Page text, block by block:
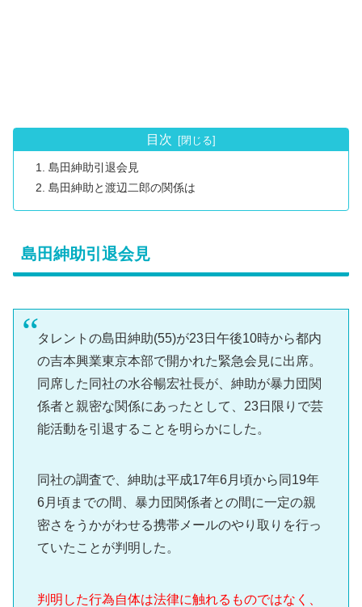
目次
島田紳助引退会見
島田紳助と渡辺二郎の関係は
島田紳助引退会見
タレントの島田紳助(55)が23日午後10時から都内
の吉本興業東京本部で開かれた緊急会見に出席。
同席した同社の水谷暢宏社長が、紳助が暴力団関
係者と親密な関係にあったとして、23日限りで芸
能活動を引退することを明らかにした。
同社の調査で、紳助は平成17年6月頃から同19年
6月頃までの間、暴力団関係者との間に一定の親
密さをうかがわせる携帯メールのやり取りを行っ
ていたことが判明した。
判明した行為自体は法律に触れるものではなく、